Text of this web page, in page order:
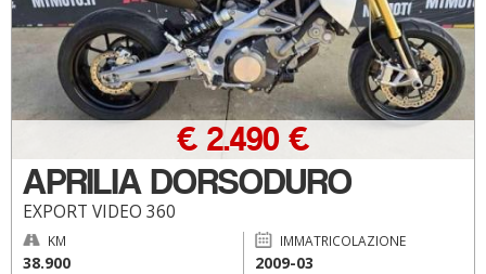
APRILIA DORSODURO
EXPORT VIDEO 360
€ 2.490 €
KM
38.900
IMMATRICOLAZIONE
2009-03